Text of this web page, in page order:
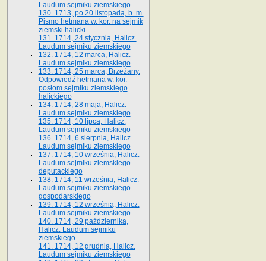
Laudum sejmiku ziemskiego
130. 1713, po 20 listopada, b. m.
Pismo hetmana w. kor. na sejmik
ziemski halicki
131. 1714, 24 stycznia, Halicz.
Laudum sejmiku ziemskiego
132. 1714, 12 marca, Halicz.
Laudum sejmiku ziemskiego
133. 1714, 25 marca, Brzeżany.
Odpowiedź hetmana w. kor.
posłom sejmiku ziemskiego
halickiego
134. 1714, 28 maja, Halicz.
Laudum sejmiku ziemskiego
135. 1714, 10 lipca, Halicz.
Laudum sejmiku ziemskiego
136. 1714, 6 sierpnia, Halicz.
Laudum sejmiku ziemskiego
137. 1714, 10 września, Halicz.
Laudum sejmiku ziemskiego
deputackiego
138. 1714, 11 września, Halicz.
Laudum sejmiku ziemskiego
gospodarskiego
139. 1714, 12 września, Halicz.
Laudum sejmiku ziemskiego
140. 1714, 29 października,
Halicz. Laudum sejmiku
ziemskiego
141. 1714, 12 grudnia, Halicz.
Laudum sejmiku ziemskiego